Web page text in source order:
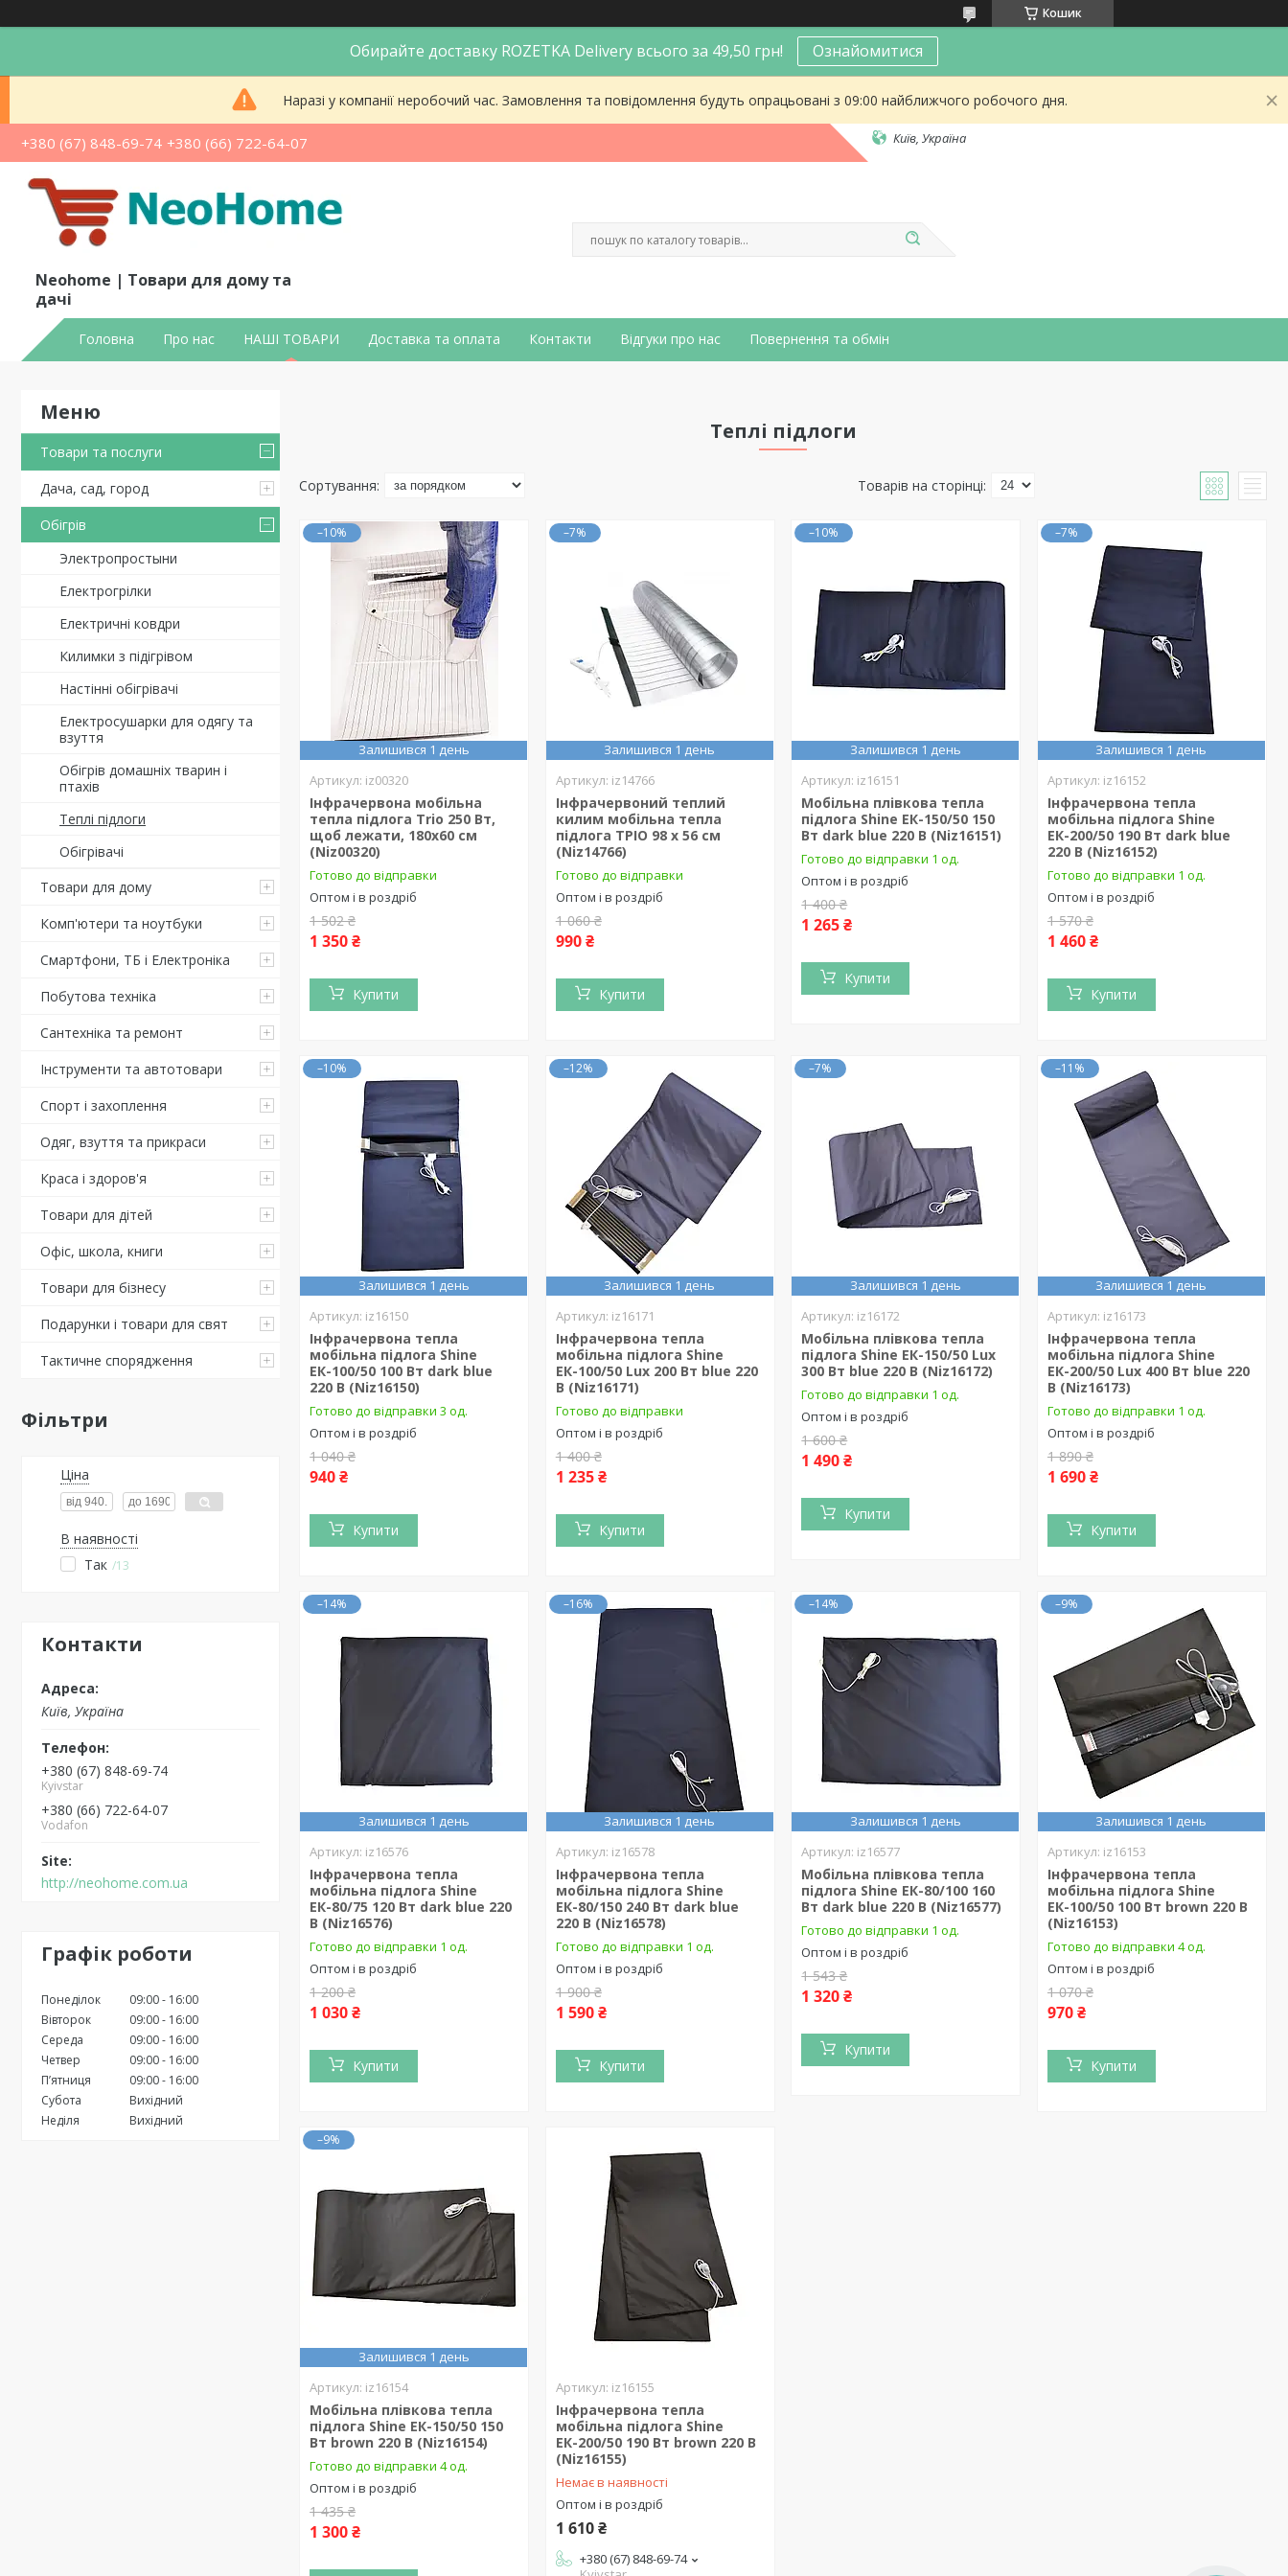
Кошик
Обирайте доставку ROZETKA Delivery всього за 49,50 грн! Ознайомитися
Наразі у компанії неробочий час. Замовлення та повідомлення будуть опрацьовані з 09:00 найближчого робочого дня.
+380 (67) 848-69-74 +380 (66) 722-64-07 Київ, Україна
Neohome | Товари для дому та
дачі
Головна Про нас НАШІ ТОВАРИ Доставка та оплата Контакти Відгуки про нас Повернення та обмін
Товари та послуги
Дача, сад, город
Обігрів
Электропростыни
Електрогрілки
Електричні ковдри
Килимки з підігрівом
Настінні обігрівачі
Електросушарки для одягу та
взуття
Обігрів домашніх тварин і
птахів
Теплі підлоги
Обігрівачі
Товари для дому
Комп'ютери та ноутбуки
Смартфони, ТБ і Електроніка
Побутова техніка
Сантехніка та ремонт
Інструменти та автотовари
Спорт і захоплення
Одяг, взуття та прикраси
Краса і здоров'я
Товари для дітей
Офіс, школа, книги
Товари для бізнесу
Подарунки і товари для свят
Тактичне спорядження
Фільтри
Ціна
В наявності
Так 13
Контакти
Київ, Україна
+380 (67) 848-69-74
Kyivstar
+380 (66) 722-64-07
Vodafon
http://neohome.com.ua
Графік роботи
Понеділок 09:00
16:00
Вівторок
09:00
16:00
Середа
09:00
16:00
Четвер
09:00
16:00
Пʼятниця
09:00
16:00
Субота
Вихідний
Неділя
Вихідний
Теплі підлоги
–10%
Залишився 1 день
iz00320
Інфрачервона мобільна
тепла підлога Trio 250 Вт,
щоб лежати, 180х60 см
(Niz00320)
Готово до відправки
Оптом і в роздріб
1 502 ₴
1 350 ₴
Купити
–7%
Залишився 1 день
iz14766
Інфрачервоний теплий
килим мобільна тепла
підлога ТРІО 98 х 56 см
(Niz14766)
Готово до відправки
Оптом і в роздріб
1 060 ₴
990 ₴
Купити
–10%
Залишився 1 день
iz16151
Мобільна плівкова тепла
підлога Shine ЕК-150/50 150
Вт dark blue 220 В (Niz16151)
Готово до відправки 1 од.
Оптом і в роздріб
1 400 ₴
1 265 ₴
Купити
–7%
Залишився 1 день
iz16152
Інфрачервона тепла
мобільна підлога Shine
ЕК-200/50 190 Вт dark blue
220 В (Niz16152)
Готово до відправки 1 од.
Оптом і в роздріб
1 570 ₴
1 460 ₴
Купити
–10%
Залишився 1 день
iz16150
Інфрачервона тепла
мобільна підлога Shine
ЕК-100/50 100 Вт dark blue
220 В (Niz16150)
Готово до відправки 3 од.
Оптом і в роздріб
1 040 ₴
940 ₴
Купити
–12%
Залишився 1 день
iz16171
Інфрачервона тепла
мобільна підлога Shine
ЕК-100/50 Lux 200 Вт blue 220
В (Niz16171)
Готово до відправки
Оптом і в роздріб
1 400 ₴
1 235 ₴
Купити
–7%
Залишився 1 день
iz16172
Мобільна плівкова тепла
підлога Shine ЕК-150/50 Lux
300 Вт blue 220 В (Niz16172)
Готово до відправки 1 од.
Оптом і в роздріб
1 600 ₴
1 490 ₴
Купити
–11%
Залишився 1 день
iz16173
Інфрачервона тепла
мобільна підлога Shine
ЕК-200/50 Lux 400 Вт blue 220
В (Niz16173)
Готово до відправки 1 од.
Оптом і в роздріб
1 890 ₴
1 690 ₴
Купити
–14%
Залишився 1 день
iz16576
Інфрачервона тепла
мобільна підлога Shine
ЕК-80/75 120 Вт dark blue 220
В (Niz16576)
Готово до відправки 1 од.
Оптом і в роздріб
1 200 ₴
1 030 ₴
Купити
–16%
Залишився 1 день
iz16578
Інфрачервона тепла
мобільна підлога Shine
ЕК-80/150 240 Вт dark blue
220 В (Niz16578)
Готово до відправки 1 од.
Оптом і в роздріб
1 900 ₴
1 590 ₴
Купити
–14%
Залишився 1 день
iz16577
Мобільна плівкова тепла
підлога Shine ЕК-80/100 160
Вт dark blue 220 В (Niz16577)
Готово до відправки 1 од.
Оптом і в роздріб
1 543 ₴
1 320 ₴
Купити
–9%
Залишився 1 день
iz16153
Інфрачервона тепла
мобільна підлога Shine
ЕК-100/50 100 Вт brown 220 В
(Niz16153)
Готово до відправки 4 од.
Оптом і в роздріб
1 070 ₴
970 ₴
Купити
–9%
Залишився 1 день
iz16154
Мобільна плівкова тепла
підлога Shine ЕК-150/50 150
Вт brown 220 В (Niz16154)
Готово до відправки 4 од.
Оптом і в роздріб
1 435 ₴
1 300 ₴
iz16155
Інфрачервона тепла
мобільна підлога Shine
ЕК-200/50 190 Вт brown 220 В
(Niz16155)
Немає в наявності
Оптом і в роздріб
1 610 ₴
+380 (67) 848-69-74